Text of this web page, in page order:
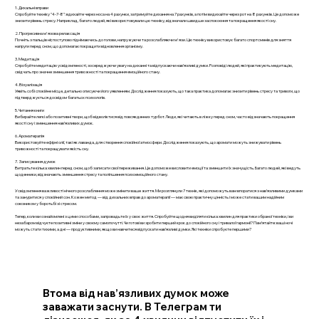
1. Дихальні вправи
Спробуйте техніку "4-7-8": вдихайте через носа на 4 рахунки, затримуйте дихання на 7 рахунків, а потім видихайте через рот на 8 рахунків. Це допоможе
знизити рівень стресу. Наприклад, багато людей, які використовували цю техніку, відзначали швидше заспокоєння та покращення якості сну.
2. Прогресивна м'язова релаксація
Почніть з пальців ніг, поступово піднімаючись до голови, напружуючи та розслабляючи м'язи. Цю техніку використовує багато спортсменів для зняття
напруги перед сном, що допомагає покращити відновлення організму.
3. Медитація
Спробуйте медитацію усвідомленості, зосереджуючи увагу на диханні та відпускаючи нав’язливі думки. Розповіді людей, які практикують медитацію,
свідчать про значне зменшення тривожності та покращення емоційного стану.
4. Візуалізація
Уявіть собі спокійне місце, детально описуючи його уявленням. Дослідження показують, що така практика допомагає знизити рівень стресу та тривоги, що
підтверджується досвідом багатьох психологів.
5. Читання книги
Вибирайте легкі або позитивні твори, щоб відволіктися від повсякденних турбот. Люди, які читають в ліжку перед сном, часто відзначають покращення
якості сну і зменшення нав’язливих думок.
6. Ароматерапія
Використовуйте ефірні олії, такі як лаванда, для створення спокійної атмосфери. Дослідження показують, що аромати можуть знижувати рівень
тривожності та покращувати якість сну.
7. Записування думок
Витратьте кілька хвилин перед сном, щоб записати свої переживання. Це допоможе висловити емоції та зменшити їх значущість. Багато людей, які ведуть
щоденники, відзначають зменшення стресу та поліпшення психоемоційного стану.
Усвідомлення важливості нічного розслаблення може змінити ваше життя. Ми розглянули 7 технік, які допоможуть вам впоратися з нав’язливими думками
та зануритися у спокійний сон. Кожен метод — від дихальних вправ до ароматерапії — має свою практичну цінність і може стати вашим надійним
союзником у боротьбі зі стресом.
Тепер, коли ви ознайомлені з цими способами, запровадьте їх у своє життя. Спробуйте щодня виділяти кілька хвилин для практики обраної техніки, і ви
незабаром відчуєте позитивні зміни у своєму самопочутті. Чи готові ви зробити перший крок до спокійного сну і тривалої гармонії? Пам’ятайте: ваші ночі
можуть стати тихими, а дні — продуктивними, якщо ви навчитеся відпускати нав’язливі думки. Які техніки спробуєте першими?
Втома від нав’язливих думок може
заважати заснути. В Телеграм ти